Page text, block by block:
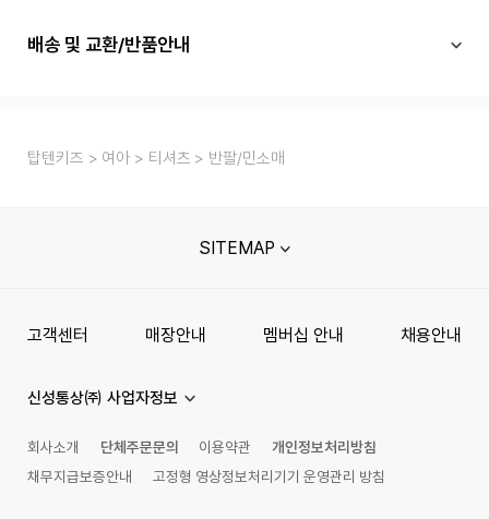
배송 및 교환/반품안내
탑텐키즈 여아 티셔츠 반팔/민소매
SITEMAP
고객센터 매장안내 멤버십 안내 채용안내
신성통상㈜ 사업자정보
회사소개 단체주문문의 이용약관
개인정보처리방침
채무지급보증안내
고정형 영상정보처리기기 운영관리 방침